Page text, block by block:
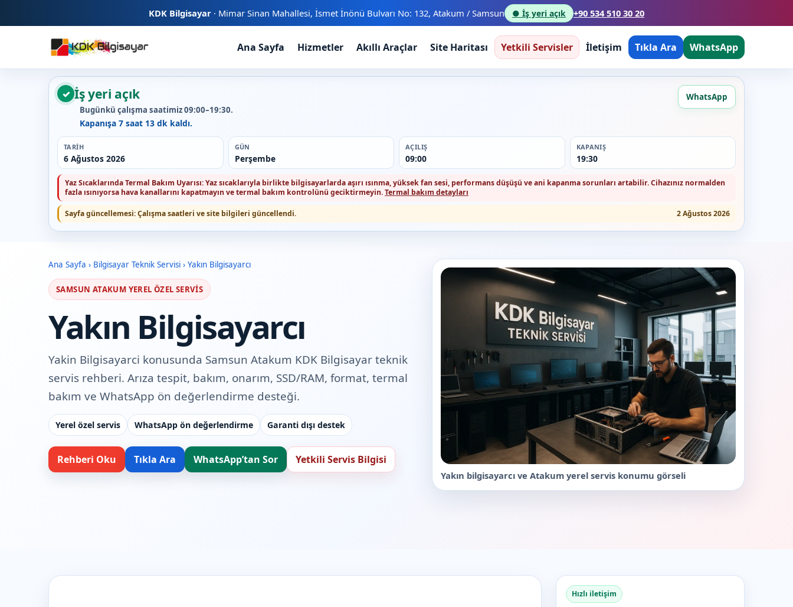
KDK Bilgisayar · Mimar Sinan Mahallesi, İsmet İnönü Bulvarı No: 132, Atakum / Samsun ● İş yeri açık +90 534 510 30 20
Ana Sayfa Hizmetler Akıllı Araçlar Site Haritası Yetkili Servisler İletişim Tıkla Ara WhatsApp
✓ İş yeri açık
Bugünkü çalışma saatimiz 09:00–19:30.
Kapanışa 7 saat 13 dk kaldı.
WhatsApp
TARIH
6 Ağustos 2026
GÜN
Perşembe
AÇILIŞ
09:00
KAPANIŞ
19:30
Yaz Sıcaklarında Termal Bakım Uyarısı:Yaz sıcaklarıyla birlikte bilgisayarlarda aşırı ısınma, yüksek fan sesi, performans düşüşü ve ani kapanma sorunları artabilir. Cihazınız normalden
fazla ısınıyorsa hava kanallarını kapatmayın ve termal bakım kontrolünü geciktirmeyin.Termal bakım detayları
Sayfa güncellemesi:Çalışma saatleri ve site bilgileri güncellendi. 2 Ağustos 2026
Ana Sayfa › Bilgisayar Teknik Servisi › Yakın Bilgisayarcı
SAMSUN ATAKUM YEREL ÖZEL SERVIS
Yakın Bilgisayarcı
Yakin Bilgisayarci konusunda Samsun Atakum KDK Bilgisayar teknik
servis rehberi. Arıza tespit, bakım, onarım, SSD/RAM, format, termal
bakım ve WhatsApp ön değerlendirme desteği.
Yerel özel servis WhatsApp ön değerlendirme Garanti dışı destek
Rehberi Oku Tıkla Ara WhatsApp’tan Sor Yetkili Servis Bilgisi
Yakın bilgisayarcı ve Atakum yerel servis konumu görseli
Hızlı iletişim